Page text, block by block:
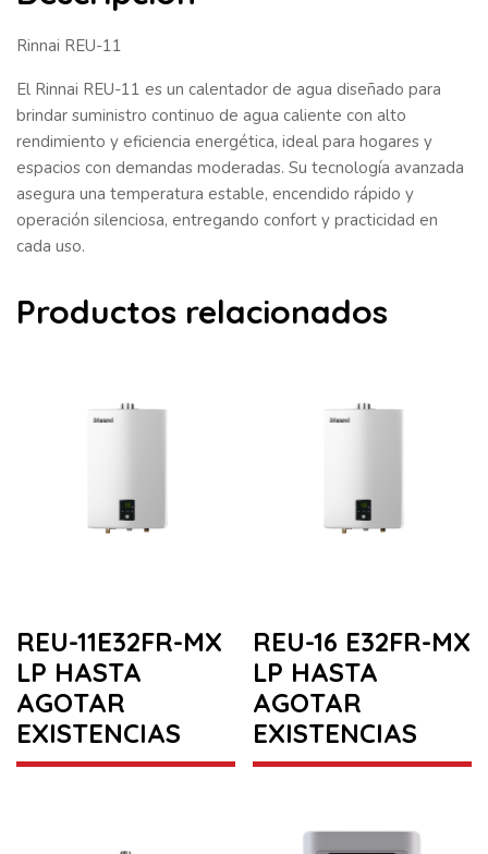
Rinnai REU-11
El Rinnai REU-11 es un calentador de agua diseñado para
brindar suministro continuo de agua caliente con alto
rendimiento y eficiencia energética, ideal para hogares y
espacios con demandas moderadas. Su tecnología avanzada
asegura una temperatura estable, encendido rápido y
operación silenciosa, entregando confort y practicidad en
cada uso.
Productos relacionados
REU-11E32FR-MX
LP HASTA
AGOTAR
EXISTENCIAS
REU-16 E32FR-MX
LP HASTA
AGOTAR
EXISTENCIAS